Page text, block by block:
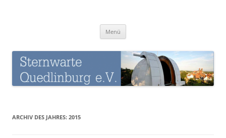
Menü
ARCHIV DES JAHRES: 2015